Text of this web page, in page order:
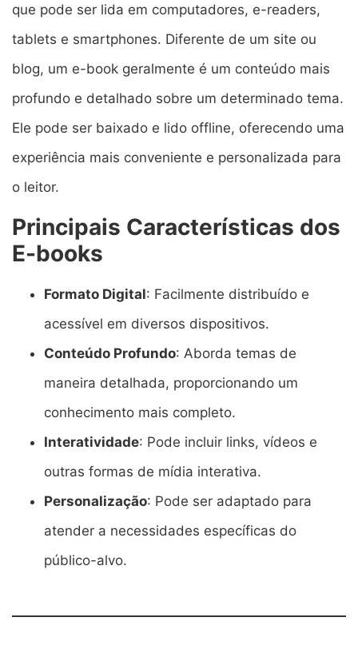
que pode ser lida em computadores, e-readers,
tablets e smartphones. Diferente de um site ou
blog, um e-book geralmente é um conteúdo mais
profundo e detalhado sobre um determinado tema.
Ele pode ser baixado e lido offline, oferecendo uma
experiência mais conveniente e personalizada para
o leitor.
Principais Características dos
E-books
Formato Digital: Facilmente distribuído e
acessível em diversos dispositivos.
Conteúdo Profundo: Aborda temas de
maneira detalhada, proporcionando um
conhecimento mais completo.
Interatividade: Pode incluir links, vídeos e
outras formas de mídia interativa.
Personalização: Pode ser adaptado para
atender a necessidades específicas do
público-alvo.